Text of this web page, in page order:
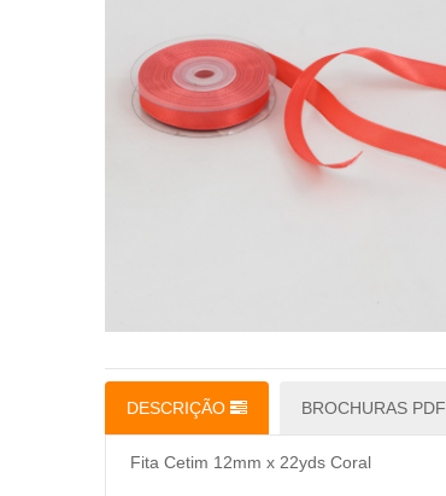
DESCRIÇÃO BROCHURAS PDF
Fita Cetim 12mm x 22yds Coral